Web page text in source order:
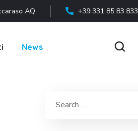
AQ +39 331 85 83 833
News